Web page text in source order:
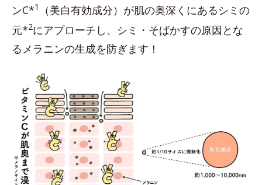
ンC*1
（美白有効成分）が肌の奥深くにあるシミの
元*2にアプローチし、シミ・そばかすの原因とな
るメラニンの生成を防ぎます！